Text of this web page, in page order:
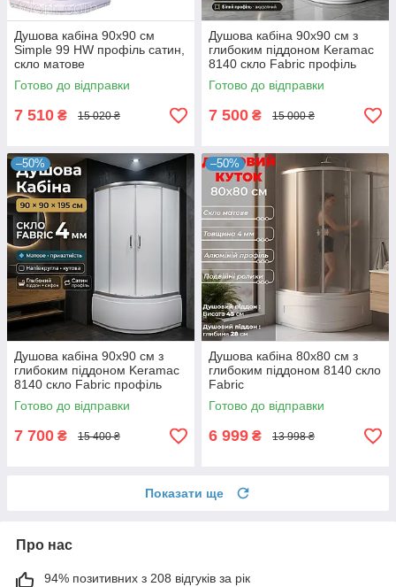
Душова кабіна 90x90 см
Simple 99 HW профіль сатин,
скло матове
Готово до відправки
7 510 ₴ 15 020 ₴
Душова кабіна 90x90 см з
глибоким піддоном Keramac
8140 скло Fabric профіль
білий
Готово до відправки
7 500 ₴ 15 000 ₴
–50%
Душова кабіна 90x90 см з
глибоким піддоном Keramac
8140 скло Fabric профіль
сатин
Готово до відправки
7 700 ₴ 15 400 ₴
–50%
Душова кабіна 80x80 см з
глибоким піддоном 8140 скло
Fabric
Готово до відправки
6 999 ₴ 13 998 ₴
Показати ще
Про нас
94% позитивних з 208 відгуків за рік